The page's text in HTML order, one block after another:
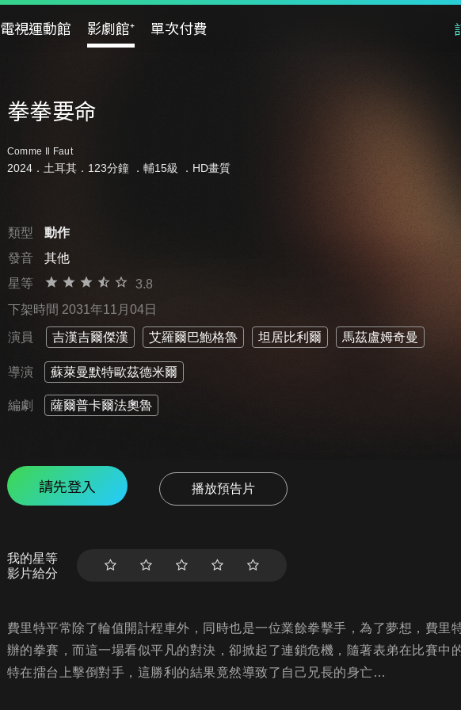
電視運動館 影劇館⁺ 單次付費
拳拳要命
Comme Il Faut
2024．土耳其．123分鐘 ． 輔15級 ．HD畫質
類型
動作
發音
其他
星等
3.8
下架時間 2031年11月04日
演員 吉漢吉爾傑漢 艾羅爾巴鮑格魯 坦居比利爾 馬茲盧姆奇曼
導演 蘇萊曼默特歐茲德米爾
編劇 薩爾普卡爾法奧魯
請先登入 播放預告片
我的星等
影片給分
費里特平常除了輪值開計程車外，同時也是一位業餘拳擊手，為了夢想，費里
辦的拳賽，而這一場看似平凡的對決，卻掀起了連鎖危機，隨著表弟在比賽中
特在擂台上擊倒對手，這勝利的結果竟然導致了自己兄長的身亡…